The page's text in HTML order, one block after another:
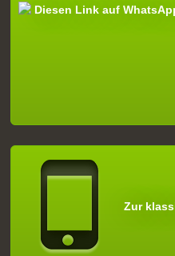
Diesen Link auf
Zur